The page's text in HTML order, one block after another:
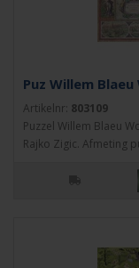
Puz Willem
Artikelnr: 803109
Puzzel Willem Blaeu
Rajko Zigic. Afmeting